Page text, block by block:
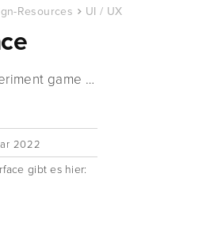
Resources UI / UX
game …
2022
gibt es hier: